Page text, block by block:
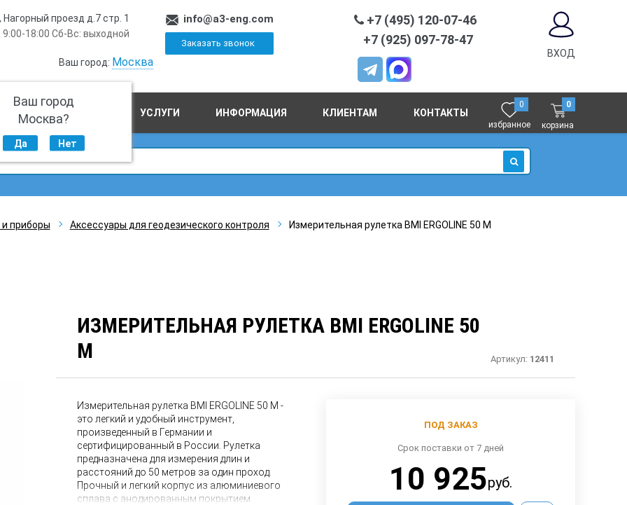
Нагорный проезд д.7 стр. 1
9:00-18:00 Сб-Вс: выходной
Ваш город: Москва
Ваш город
Москва?
Да Нет
info@a3-eng.com
Заказать звонок
+7 (495) 120-07-46
+7 (925) 097-78-47
ВХОД
ПРОИЗВОДСТВО УСЛУГИ ИНФОРМАЦИЯ КЛИЕНТАМ КОНТАКТЫ
0
избранное
0
корзина
ИСКАТЬ
и приборы Аксессуары для геодезического контроля Измерительная рулетка BMI ERGOLINE 50 M
ИЗМЕРИТЕЛЬНАЯ РУЛЕТКА BMI ERGOLINE 50
M
Артикул: 12411
Измерительная рулетка BMI ERGOLINE 50 M -
это легкий и удобный инструмент,
произведенный в Германии и
сертифицированный в России. Рулетка
предназначена для измерения длин и
расстояний до 50 метров за один проход.
Прочный и легкий корпус из алюминиевого
сплава с анодированным покрытием
ПОД ЗАКАЗ
Срок поставки от 7 дней
10 925руб.